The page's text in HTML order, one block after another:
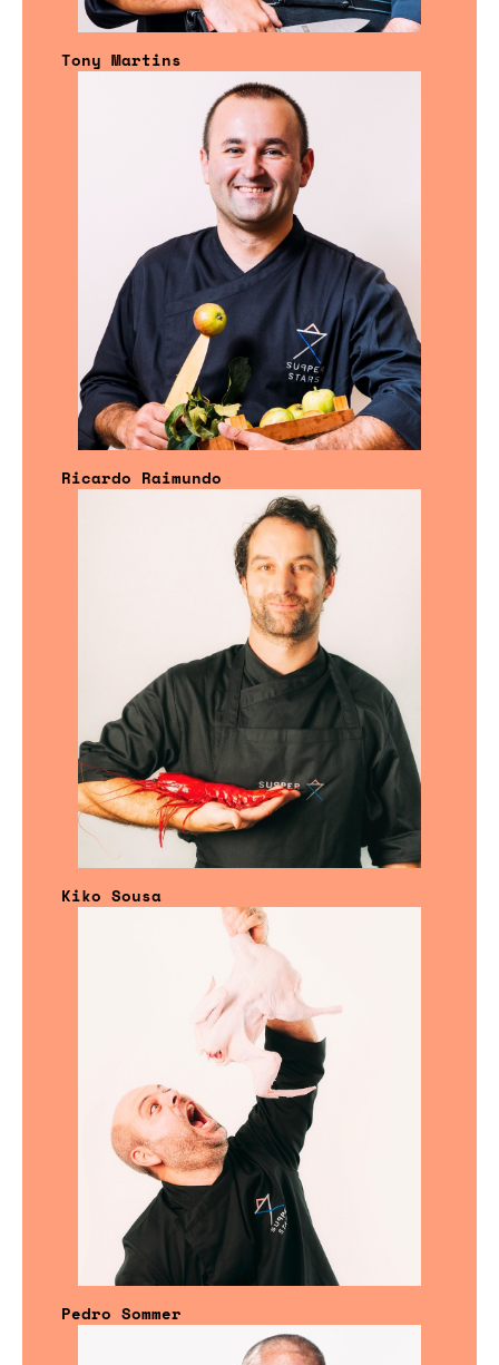
Tony Martins
Ricardo Raimundo
Kiko Sousa
Pedro Sommer